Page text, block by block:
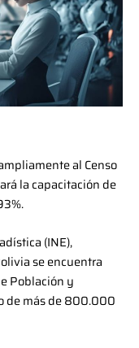
al Censo
la capacitación de
(INE),
se encuentra
Población y
de más de 800.000